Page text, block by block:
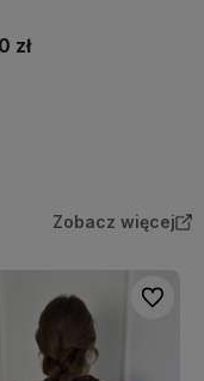
Zobacz więcej
Do